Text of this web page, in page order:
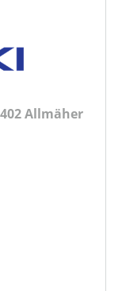
Allmäher